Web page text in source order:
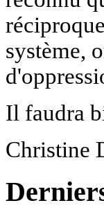
système,
Il faudra
Christine